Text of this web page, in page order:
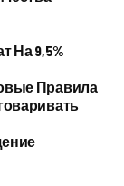
На 9,5%
Правила